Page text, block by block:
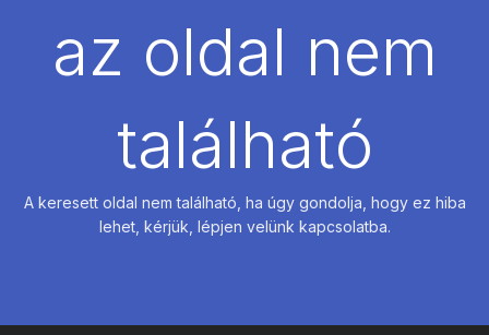
az oldal nem
található
A keresett oldal nem található, ha úgy gondolja, hogy ez hiba
lehet, kérjük, lépjen velünk kapcsolatba.